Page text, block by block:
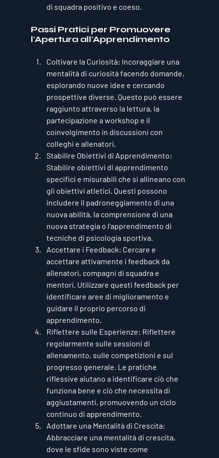
di squadra positivo e coeso.
Passi Pratici per Promuovere
l'Apertura all'Apprendimento
Coltivare la Curiosità: Incoraggiare una
mentalità di curiosità facendo domande,
esplorando nuove idee e cercando
prospettive diverse. Questo può essere
raggiunto attraverso la lettura, la
partecipazione a workshop e il
coinvolgimento in discussioni con
colleghi e allenatori.
Stabilire Obiettivi di Apprendimento:
Stabilire obiettivi di apprendimento
specifici e misurabili che si allineano con
gli obiettivi atletici. Questi possono
includere il padroneggiamento di una
nuova abilità, la comprensione di una
nuova strategia o l'apprendimento di
tecniche di psicologia sportiva.
Accettare i Feedback: Cercare e
accettare attivamente i feedback da
allenatori, compagni di squadra e
mentori. Utilizzare questi feedback per
identificare aree di miglioramento e
guidare il proprio percorso di
apprendimento.
Riflettere sulle Esperienze: Riflettere
regolarmente sulle sessioni di
allenamento, sulle competizioni e sul
progresso generale. Le pratiche
riflessive aiutano a identificare ciò che
funziona bene e ciò che necessita di
aggiustamenti, promuovendo un ciclo
continuo di apprendimento.
Adottare una Mentalità di Crescita:
Abbracciare una mentalità di crescita,
dove le sfide sono viste come